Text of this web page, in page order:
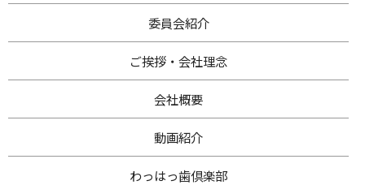
委員会紹介
ご挨拶・ 会社理念
会社概要
動画紹介
わっはっ歯倶楽部